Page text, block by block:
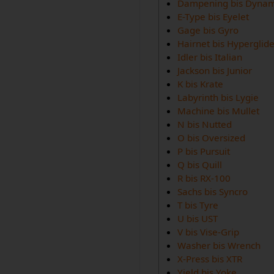
Dampening bis
E-Type bis Eyelet
Gage bis Gyro
Hairnet bis Hyperglide
Idler bis Italian
Jackson bis Junior
K bis Krate
Labyrinth bis Lygie
Machine bis Mullet
N bis Nutted
O bis Oversized
P bis Pursuit
Q bis Quill
R bis RX-100
Sachs bis Syncro
T bis Tyre
U bis UST
V bis Vise-Grip
Washer bis Wrench
X-Press bis XTR